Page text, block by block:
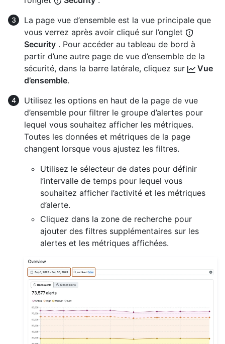
La page vue d’ensemble est la vue principale que
vous verrez après avoir cliqué sur l’onglet
Security . Pour accéder au tableau de bord à
partir d’une autre page de vue d’ensemble de la
sécurité, dans la barre latérale, cliquez sur
Vue
d’ensemble.
Utilisez les options en haut de la page de vue
d’ensemble pour filtrer le groupe d’alertes pour
lequel vous souhaitez afficher les métriques.
Toutes les données et métriques de la page
changent lorsque vous ajustez les filtres.
Utilisez le sélecteur de dates pour définir
l’intervalle de temps pour lequel vous
souhaitez afficher l’activité et les métriques
d’alerte.
Cliquez dans la zone de recherche pour
ajouter des filtres supplémentaires sur les
alertes et les métriques affichées.